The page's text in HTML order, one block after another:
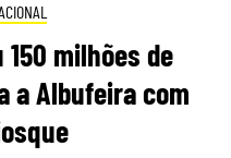
milhões de
a Albufeira com